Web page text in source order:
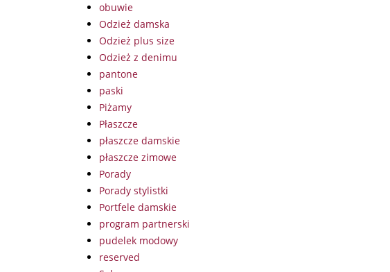
obuwie
Odzież damska
Odzież plus size
Odzież z denimu
pantone
paski
Piżamy
Płaszcze
płaszcze damskie
płaszcze zimowe
Porady
Porady stylistki
Portfele damskie
program partnerski
pudelek modowy
reserved